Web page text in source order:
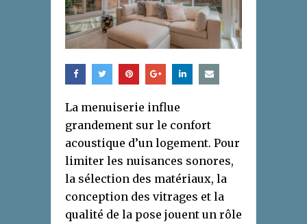
La menuiserie influe
grandement sur le confort
acoustique d’un logement. Pour
limiter les nuisances sonores,
la sélection des matériaux, la
conception des vitrages et la
qualité de la pose jouent un rôle